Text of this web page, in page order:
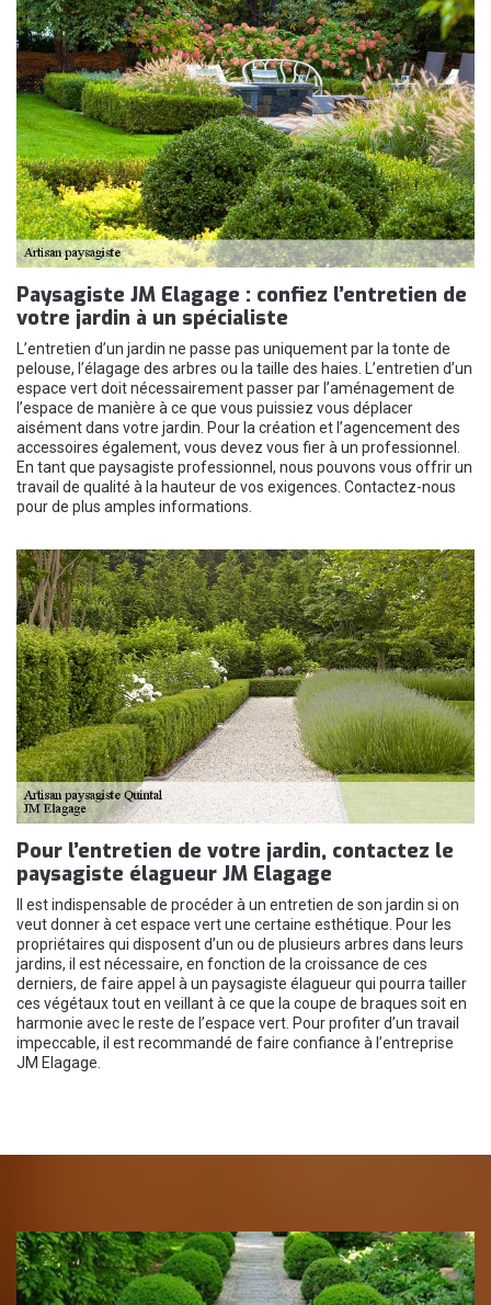
Paysagiste JM Elagage : confiez l’entretien de
votre jardin à un spécialiste
L’entretien d’un jardin ne passe pas uniquement par la tonte de
pelouse, l’élagage des arbres ou la taille des haies. L’entretien d’un
espace vert doit nécessairement passer par l’aménagement de
l’espace de manière à ce que vous puissiez vous déplacer
aisément dans votre jardin. Pour la création et l’agencement des
accessoires également, vous devez vous fier à un professionnel.
En tant que paysagiste professionnel, nous pouvons vous offrir un
travail de qualité à la hauteur de vos exigences. Contactez-nous
pour de plus amples informations.
Pour l’entretien de votre jardin, contactez le
paysagiste élagueur JM Elagage
Il est indispensable de procéder à un entretien de son jardin si on
veut donner à cet espace vert une certaine esthétique. Pour les
propriétaires qui disposent d’un ou de plusieurs arbres dans leurs
jardins, il est nécessaire, en fonction de la croissance de ces
derniers, de faire appel à un paysagiste élagueur qui pourra tailler
ces végétaux tout en veillant à ce que la coupe de braques soit en
harmonie avec le reste de l’espace vert. Pour profiter d’un travail
impeccable, il est recommandé de faire confiance à l’entreprise
JM Elagage.